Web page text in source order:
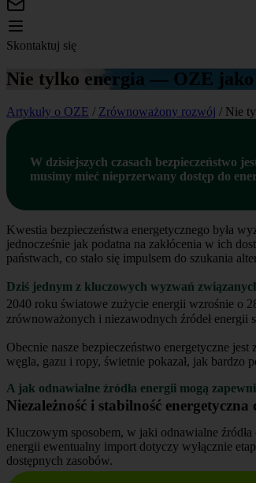
Skontaktuj się
Nie tylko energia — OZE jako
Artykuły o OZE / Zrównoważony rozwój / Nie
W dzisiejszych czasach bezpieczeństwo
musimy mieć nieprzerwany dostęp do
Kwestia bezpieczeństwa energetycznego była
jednocześnie jak podatna na zakłócenia w ich
państwach, co stało się impulsem do szukania
Dziś jednym z kluczowych wyzwań
2040 roku światowe zużycie energii wzrośnie o
zrównoważonych i niezawodnych źródeł energii
Obecnie nasze bezpieczeństwo energetyczne
węgla, gazu i ropy, świetnie pokazał, jak bardzo
A jak odnawialne źródła energii mogą
Niezależność i stabilność
Kluczowym sposobem, w jaki odnawialne
energii ewentualny import dotyczy wyłącznie
dostępnych zasobów.